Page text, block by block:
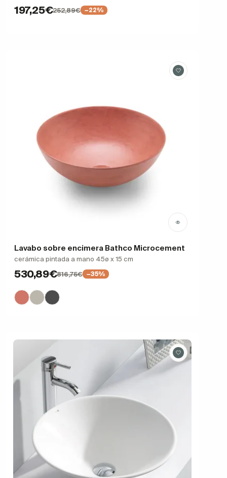
197,25€252,89€ −22%
Lavabo sobre encimera Bathco Microcement
cerámica pintada a mano 45ø x 15 cm
530,89€816,75€ −35%